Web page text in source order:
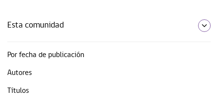
Esta comunidad
Por fecha de publicación
Autores
Títulos